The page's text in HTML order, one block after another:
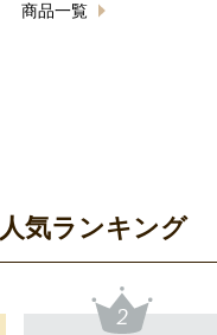
商品一覧
気ランキング